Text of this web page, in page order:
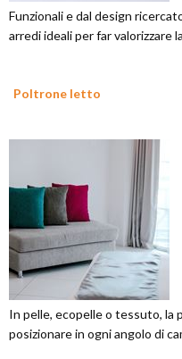
Funzionali e dal design
arredi ideali per far valorizzare
Poltrone letto
In pelle, ecopelle o tessuto, la
posizionare in ogni angolo di